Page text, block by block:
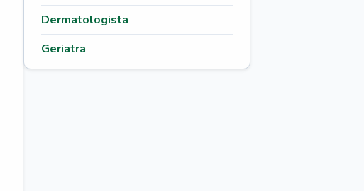
Dermatologista
Geriatra